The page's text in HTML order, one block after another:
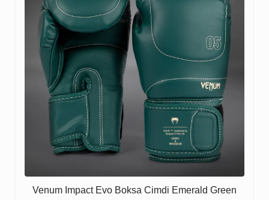
Venum Impact Evo Boksa Cimdi Emerald Green